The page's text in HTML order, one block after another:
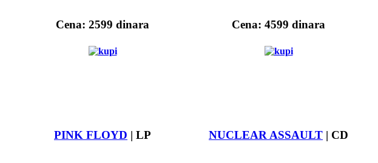
Cena: 2599 dinara Cena: 4599 dinara
PINK FLOYD | LP NUCLEAR ASSAULT | CD